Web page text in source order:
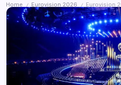
Home / Eurovision 2026 / Eurovision